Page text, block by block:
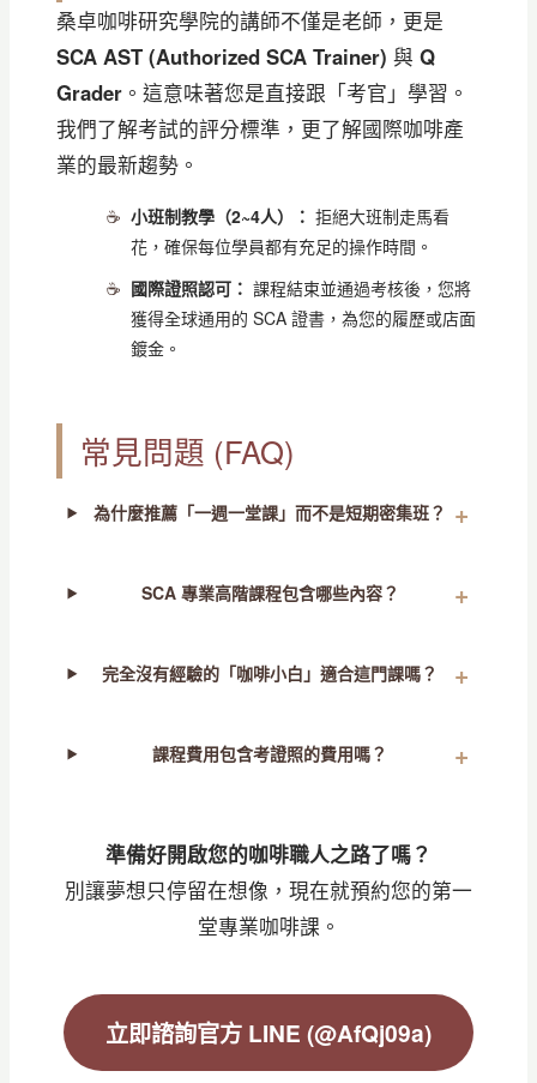
桑卓咖啡研究學院的講師不僅是老師，更是
SCA AST (Authorized SCA Trainer) 與 Q
Grader。這意味著您是直接跟「考官」學習。
我們了解考試的評分標準，更了解國際咖啡產
業的最新趨勢。
小班制教學（2~4人）： 拒絕大班制走馬看
花，確保每位學員都有充足的操作時間。
國際證照認可： 課程結束並通過考核後，您將
獲得全球通用的 SCA 證書，為您的履歷或店面
鍍金。
常見問題 (FAQ)
為什麼推薦「一週一堂課」而不是短期密集班？
SCA 專業高階課程包含哪些內容？
完全沒有經驗的「咖啡小白」適合這門課嗎？
課程費用包含考證照的費用嗎？
準備好開啟您的咖啡職人之路了嗎？
別讓夢想只停留在想像，現在就預約您的第一
堂專業咖啡課。
立即諮詢官方 LINE (@AfQj09a)